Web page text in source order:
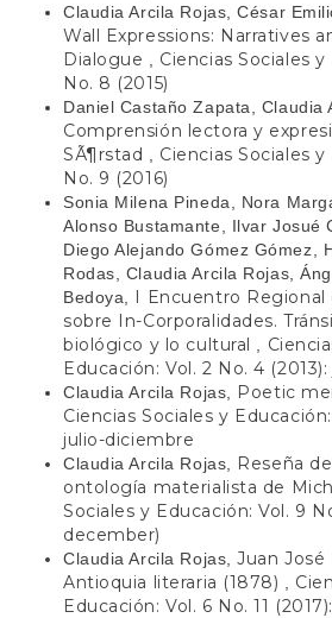
Claudia Arcila Rojas, César
Wall Expressions: Narratives
Dialogue
Ciencias Sociales
No. 8 (2015)
Daniel Castaño Zapata, Claudia
Comprensión lectora y
SÃ¶rstad
Ciencias Sociales
No. 9 (2016)
Sonia Milena Pineda, Nora
Alonso Bustamante, Ilvar Josué
Diego Alejando Gómez Gómez,
Rodas, Claudia Arcila Rojas,
Bedoya, I Encuentro
sobre In-Corporalidades.
biológico y lo cultural
Educación: Vol. 2 No. 4
Claudia Arcila Rojas, Poetic
Ciencias Sociales y
julio-diciembre
Claudia Arcila Rojas,
Reseña
ontología materialista de
Sociales y Educación: Vol. 9
december)
Claudia Arcila Rojas,Juan José
Antioquia literaria (1878)
Educación: Vol. 6 No. 11